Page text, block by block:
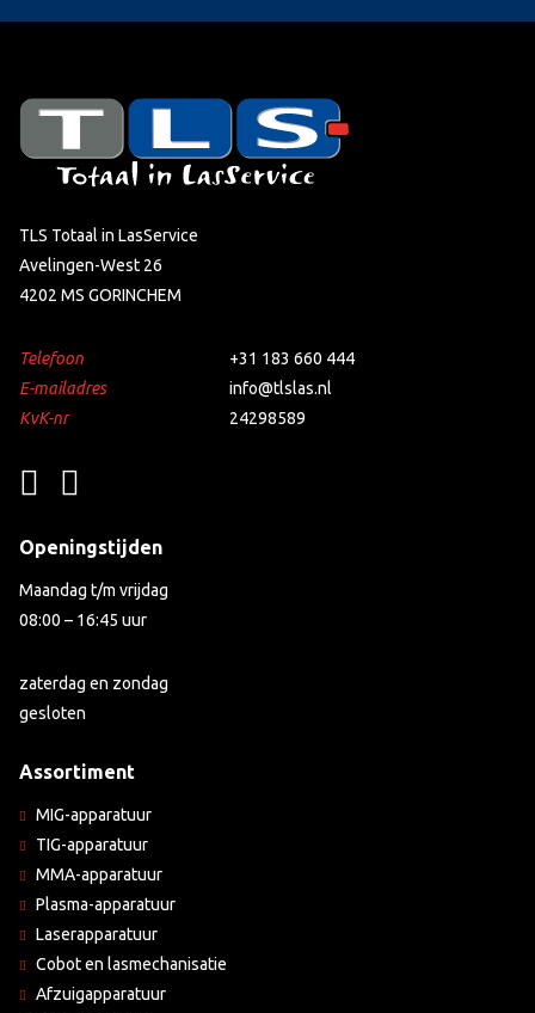
TLS Totaal in LasService
Avelingen-West 26
4202 MS GORINCHEM
Telefoon
+31 183 660 444
E-mailadres
info@tlslas.nl
KvK-nr
24298589
Openingstijden
Maandag t/m vrijdag
08:00 – 16:45 uur
zaterdag en zondag
gesloten
Assortiment
MIG-apparatuur
TIG-apparatuur
MMA-apparatuur
Plasma-apparatuur
Laserapparatuur
Cobot en lasmechanisatie
Afzuigapparatuur